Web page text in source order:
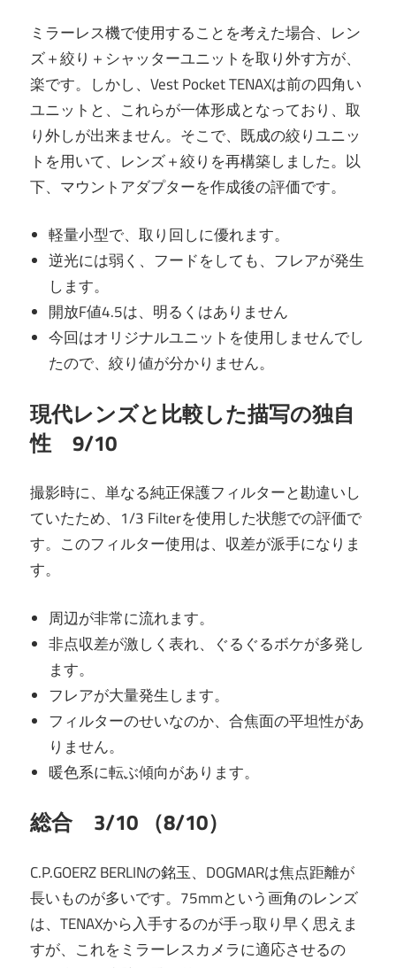
ミラーレス機で使用することを考えた場合、レン
ズ＋絞り＋シャッターユニットを取り外す方が、
楽です。しかし、Vest Pocket TENAXは前の四角い
ユニットと、これらが一体形成となっており、取
り外しが出来ません。そこで、既成の絞りユニッ
トを用いて、レンズ＋絞りを再構築しました。以
下、マウントアダプターを作成後の評価です。
軽量小型で、取り回しに優れます。
逆光には弱く、フードをしても、フレアが発生
します。
開放F値4.5は、明るくはありません
今回はオリジナルユニットを使用しませんでし
たので、絞り値が分かりません。
現代レンズと比較した描写の独自
性 9/10
撮影時に、単なる純正保護フィルターと勘違いし
ていたため、1/3 Filterを使用した状態での評価で
す。このフィルター使用は、収差が派手になりま
す。
周辺が非常に流れます。
非点収差が激しく表れ、ぐるぐるボケが多発し
ます。
フレアが大量発生します。
フィルターのせいなのか、合焦面の平坦性があ
りません。
暖色系に転ぶ傾向があります。
総合 3/10 （8/10）
C.P.GOERZ BERLINの銘玉、DOGMARは焦点距離が
長いものが多いです。75mmという画角のレンズ
は、TENAXから入手するのが手っ取り早く思えま
すが、これをミラーレスカメラに適応させるの